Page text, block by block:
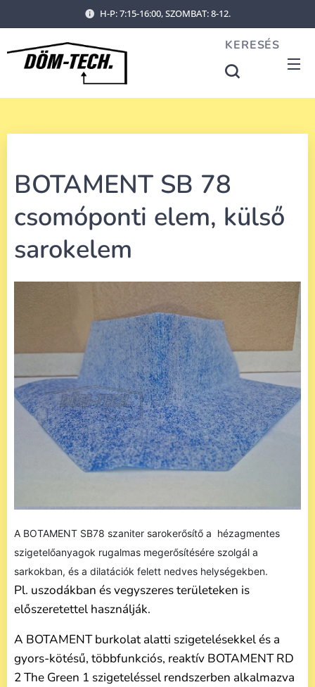
H-P: 7:15-16:00, SZOMBAT: 8-12.
KERESÉS
BOTAMENT SB 78
csomóponti elem, külső
sarokelem
A BOTAMENT SB78 szaniter sarokerősítő a hézagmentes
szigetelőanyagok rugalmas megerősítésére szolgál a
sarkokban, és a dilatációk felett nedves helységekben.
Pl. uszodákban és vegyszeres területeken is
előszeretettel használják.
A BOTAMENT burkolat alatti szigetelésekkel és a
gyors-kötésű, többfunkciós, reaktív BOTAMENT RD
2 The Green 1 szigeteléssel rendszerben alkalmazva